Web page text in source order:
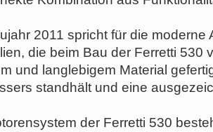
2011 spricht für die
die beim Bau der Ferretti 530
und langlebigem Material
standhält und eine
der Ferretti 530